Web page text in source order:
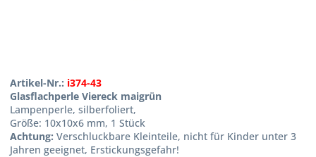
Artikel-Nr.: i374-43
Glasflachperle Viereck maigrün
Lampenperle, silberfoliert,
Größe: 10x10x6 mm, 1 Stück
Achtung: Verschluckbare Kleinteile, nicht für Kinder unter 3
Jahren geeignet, Erstickungsgefahr!